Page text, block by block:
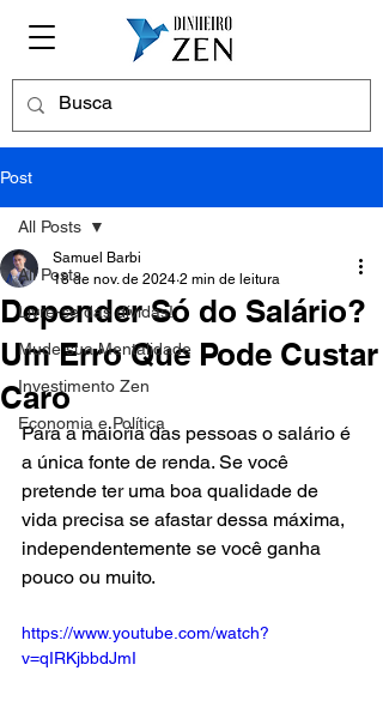
Post
All Posts
Livre-se das dívidas!
Mude sua Mentalidade
Investimento Zen
Economia e Política
All Posts
Depender Só do Salário?
Um Erro Que Pode Custar
Caro
Samuel Barbi
18 de nov. de 2024 2 min de leitura
Para a maioria das pessoas o salário é
a única fonte de renda. Se você
pretende ter uma boa qualidade de
vida precisa se afastar dessa máxima,
independentemente se você ganha
pouco ou muito.
https://www.youtube.com/watch?
v=qIRKjbbdJmI